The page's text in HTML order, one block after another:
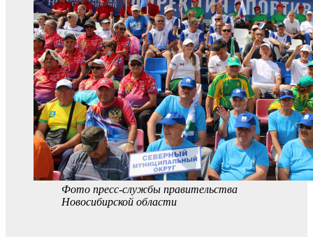
Фото пресс-службы правительства
Новосибирской области